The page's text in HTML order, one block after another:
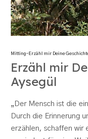
Mitting-Erzähl mir Deine
Erzähl mir
Aysegül
„Der Mensch ist die
Durch die Erinnerung
erzählen, schaffen wir